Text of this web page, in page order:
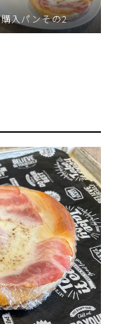
購入パンその2